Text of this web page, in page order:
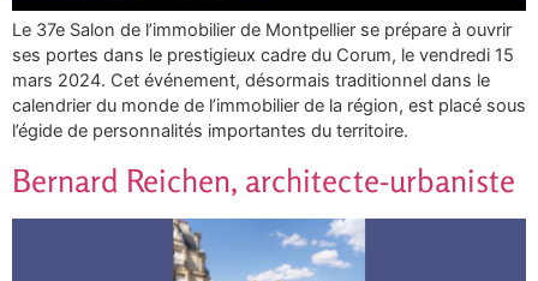
Le 37e Salon de l’immobilier de Montpellier se prépare à ouvrir
ses portes dans le prestigieux cadre du Corum, le vendredi 15
mars 2024. Cet événement, désormais traditionnel dans le
calendrier du monde de l’immobilier de la région, est placé sous
l’égide de personnalités importantes du territoire.
Bernard Reichen, architecte-urbaniste